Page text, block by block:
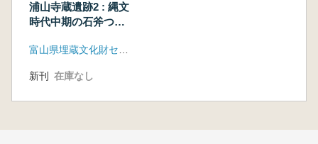
浦山寺蔵遺跡2 : 縄文
時代中期の石斧つく
器編
新刊 在庫なし